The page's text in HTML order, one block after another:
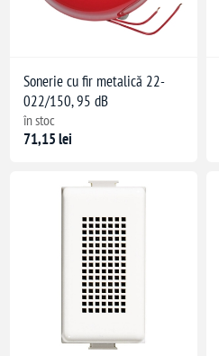
Sonerie cu fir metalică 22-
022/150, 95 dB
în stoc
71,15 lei